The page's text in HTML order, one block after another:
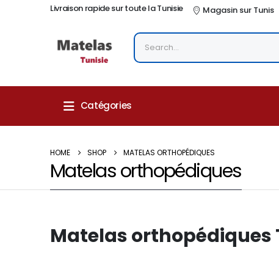
Livraison rapide sur toute la Tunisie Magasin sur Tunis
Catégories
HOME SHOP MATELAS ORTHOPÉDIQUES
Matelas orthopédiques
Matelas orthopédiques